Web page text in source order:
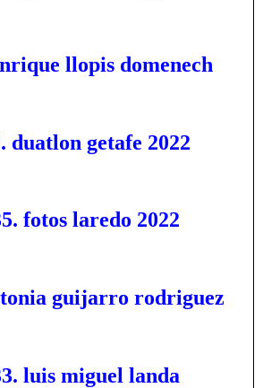
llopis domenech
duatlon getafe 2022
fotos laredo 2022
guijarro rodriguez
luis miguel landa